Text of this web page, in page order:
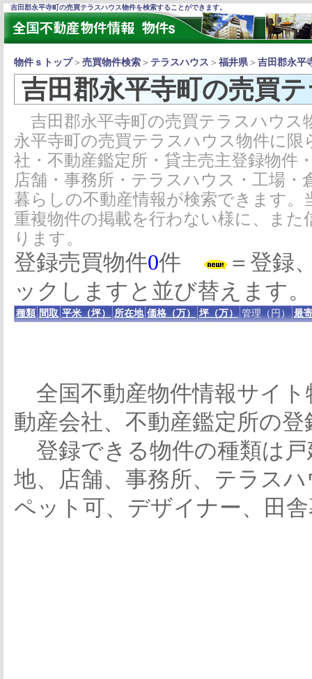
吉田郡永平寺町の売買テラスハウス物件を検索することができます。
物件ｓトップ＞ 売買物件検索 ＞ テラスハウス ＞ 福井県＞ 吉田郡永平
吉田郡永平寺町の売買
吉田郡永平寺町の売買テラスハウス
永平寺町の売買テラスハウス物件に
社・不動産鑑定所・貸主売主登録物件
店舗・事務所・テラスハウス・工場
暮らしの不動産情報が検索できます
重複物件の掲載を行わない様に、ま
ります。
登録売買物件0件
＝登録
ックしますと並び替えます。
種類 間取 平米（坪） 所在地 価格（万） 坪（万） 管理（円） 最
全国不動産物件情報サイト
動産会社、不動産鑑定所の
登録できる物件の種類は
地、店舗、事務所、テラス
ペット可、デザイナー、田